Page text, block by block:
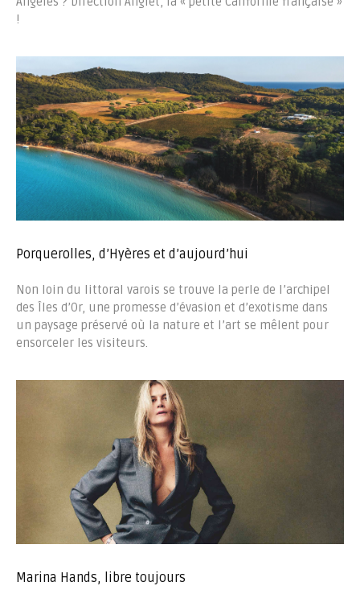
!
Porquerolles, d’Hyères et d’aujourd’hui
Non loin du littoral varois se trouve la perle de l’archipel
des Îles d’Or, une promesse d’évasion et d’exotisme dans
un paysage préservé où la nature et l’art se mêlent pour
ensorceler les visiteurs.
Marina Hands, libre toujours